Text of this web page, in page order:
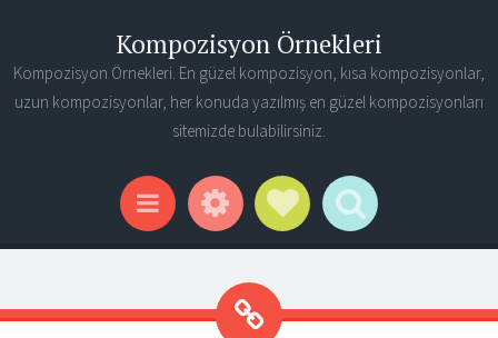
Kompozisyon Örnekleri
Kompozisyon Örnekleri. En güzel kompozisyon, kısa kompozisyonlar,
uzun kompozisyonlar, her konuda yazılmış en güzel kompozisyonları
sitemizde bulabilirsiniz.
Menu WidgetsSocial Links
Search